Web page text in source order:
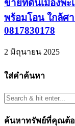
ขายที่ดินเมืองพะ
พร้อมโอน ใกล้ศ
0817830178
2 มิถุนายน 2025
ใส่คำค้นหา
ค้นหาทรัพย์ที่คุณต้อ